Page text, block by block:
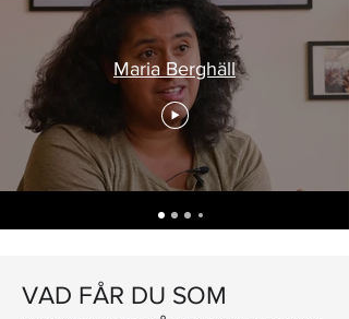
Maria Berghäll
VAD FÅR DU SOM